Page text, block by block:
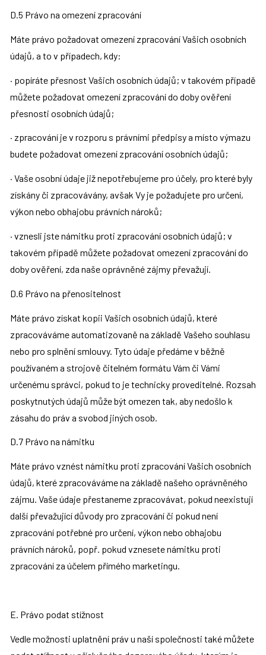
D.5 Právo na omezení zpracování
Máte právo požadovat omezení zpracování Vašich osobních
údajů, a to v případech, kdy:
· popíráte přesnost Vašich osobních údajů; v takovém případě
můžete požadovat omezení zpracování do doby ověření
přesnosti osobních údajů;
· zpracování je v rozporu s právními předpisy a místo výmazu
budete požadovat omezení zpracování osobních údajů;
· Vaše osobní údaje již nepotřebujeme pro účely, pro které byly
získány či zpracovávány, avšak Vy je požadujete pro určení,
výkon nebo obhajobu právních nároků;
· vznesli jste námitku proti zpracování osobních údajů; v
takovém případě můžete požadovat omezení zpracování do
doby ověření, zda naše oprávněné zájmy převažují.
D.6 Právo na přenositelnost
Máte právo získat kopii Vašich osobních údajů, které
zpracováváme automatizovaně na základě Vašeho souhlasu
nebo pro splnění smlouvy. Tyto údaje předáme v běžně
používaném a strojově čitelném formátu Vám či Vámi
určenému správci, pokud to je technicky proveditelné. Rozsah
poskytnutých údajů může být omezen tak, aby nedošlo k
zásahu do práv a svobod jiných osob.
D.7 Právo na námitku
Máte právo vznést námitku proti zpracování Vašich osobních
údajů, které zpracováváme na základě našeho oprávněného
zájmu. Vaše údaje přestaneme zpracovávat, pokud neexistují
další převažující důvody pro zpracování či pokud není
zpracování potřebné pro určení, výkon nebo obhajobu
právních nároků, popř. pokud vznesete námitku proti
zpracování za účelem přímého marketingu.
E. Právo podat stížnost
Vedle možnosti uplatnění práv u naší společnosti také můžete